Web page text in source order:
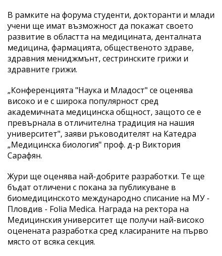
В рамките на форума студенти, докторанти и млади
учени ще имат възможност да покажат своето
развитие в областта на медицината, денталната
медицина, фармацията, общественото здраве,
здравния мениджмънт, сестринските грижи и
здравните грижи.
„Конференцията "Наука и Младост" се оценява
високо и е с широка популярност сред
академичната медицинска общност, защото се е
превърнала в отличителна традиция на нашия
университет", заяви ръководителят на Катедра
„Медицинска биология" проф. д-р Виктория
Сарафян.
Жури ще оценява най-добрите разработки. Те ще
бъдат отличени с покана за публикуване в
биомедицинското международно списание на МУ -
Пловдив - Folia Medica. Награда на ректора на
Медицинския университет ще получи най-високо
оценената разработка сред класираните на първо
място от всяка секция.